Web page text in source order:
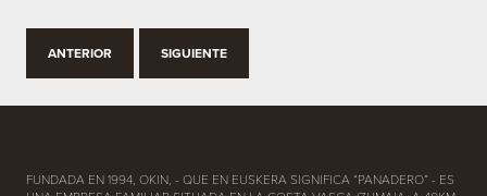
ANTERIOR SIGUIENTE
FUNDADA EN 1994, OKIN, - QUE EN EUSKERA SIGNIFICA “PANADERO” - ES